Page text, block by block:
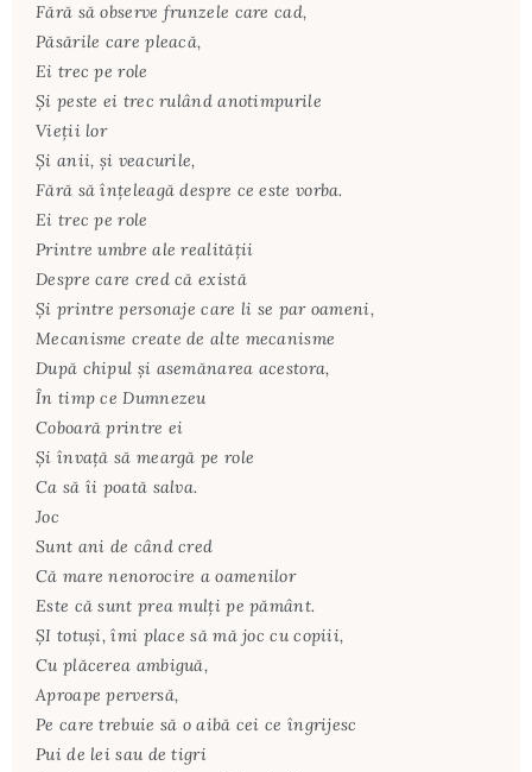
Fără să observe frunzele care cad,
Păsările care pleacă,
Ei trec pe role
Și peste ei trec rulând anotimpurile
Vieții lor
Și anii, și veacurile,
Fără să înțeleagă despre ce este vorba.
Ei trec pe role
Printre umbre ale realității
Despre care cred că există
Și printre personaje care li se par oameni,
Mecanisme create de alte mecanisme
După chipul și asemănarea acestora,
În timp ce Dumnezeu
Coboară printre ei
Și învață să meargă pe role
Ca să îi poată salva.
Joc
Sunt ani de când cred
Că mare nenorocire a oamenilor
Este că sunt prea mulți pe pământ.
ȘI totuși, îmi place să mă joc cu copiii,
Cu plăcerea ambiguă,
Aproape perversă,
Pe care trebuie să o aibă cei ce îngrijesc
Pui de lei sau de tigri